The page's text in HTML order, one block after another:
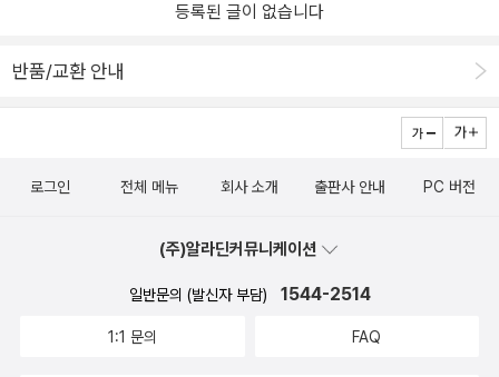
등록된 글이 없습니다
반품/교환 안내
로그인 전체 메뉴 회사 소개 출판사 안내 PC 버전
(주)알라딘커뮤니케이션
일반문의 (발신자 부담) 1544-2514
1:1 문의 FAQ